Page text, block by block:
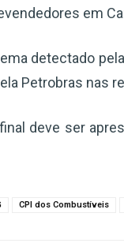
em
detectado
Petrobras nas
deve ser
CPI dos Combustíveis